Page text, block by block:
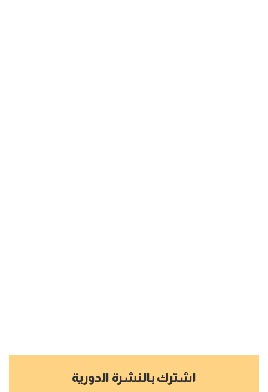
اشترك بالنشرة الدورية